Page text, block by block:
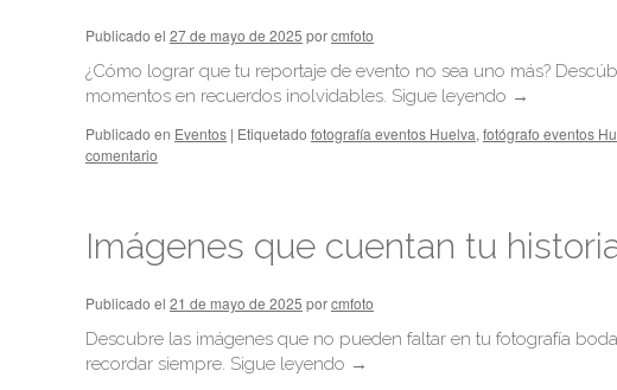
Publicado el 27 de mayo de 2025 porcmfoto
¿Cómo lograr que tu reportaje de evento no sea uno más?
momentos en recuerdos inolvidables. Sigue leyendo →
Publicado en Eventos | Etiquetado fotografía eventos Huelva, fotógrafo eventos
comentario
Imágenes que cuentan tu
Publicado el 21 de mayo de 2025 porcmfoto
Descubre las imágenes que no pueden faltar en tu fotografía
recordar siempre. Sigue leyendo →